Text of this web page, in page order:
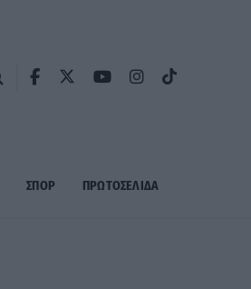
ΣΠΟΡ ΠΡΩΤΟΣΈΛΙΔΑ